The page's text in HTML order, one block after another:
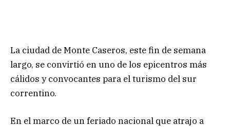
La ciudad de Monte Caseros, este fin de semana
largo, se convirtió en uno de los epicentros más
cálidos y convocantes para el turismo del sur
correntino.
En el marco de un feriado nacional que atrajo a